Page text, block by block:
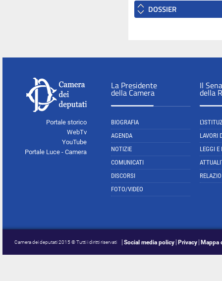
DOSSIER
Portale storico
WebTv
YouTube
Portale Luce - Camera
La Presidente
della Camera
BIOGRAFIA
AGENDA
NOTIZIE
COMUNICATI
DISCORSI
FOTO/VIDEO
Il
della
LAVORI
LEGGI E
Camera dei deputati 2015 © Tutti i diritti riservati Social media policy Privacy Mappa